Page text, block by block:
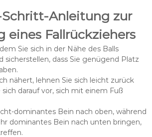
Anleitung zur
eines Fallrückziehers
Sie sich in der Nähe des Balls
sicherstellen, dass Sie genügend Platz
nähert, lehnen Sie sich leicht zurück
darauf vor, sich mit einem Fuß
dominantes Bein nach oben, während
dominantes Bein nach unten bringen,